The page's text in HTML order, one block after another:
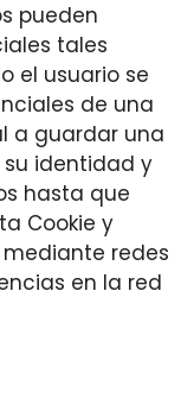
pueden
tales
el usuario se
de una
a guardar una
su identidad y
hasta que
Cookie y
redes
en la red